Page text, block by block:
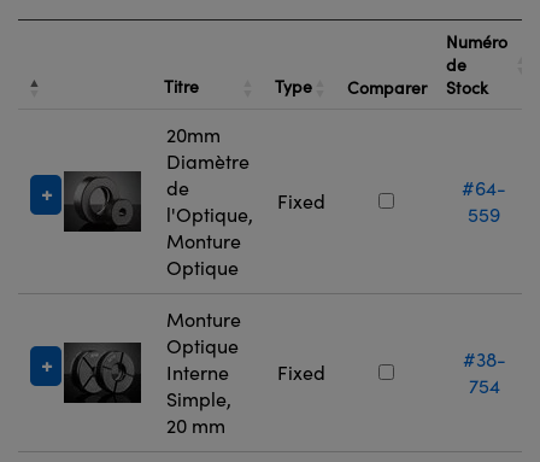
Titre Type Comparer
Numéro
de
Stock
20mm
Diamètre
de
l'Optique,
Monture
Optique
Fixed
#64-
559
Monture
Optique
Interne
Simple,
20 mm
Fixed
#38-
754